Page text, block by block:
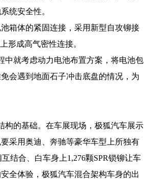
统安全性。
箱体的紧固连接，采用新型自攻铆接
形成高气密性连接。
中就考虑动力电池布置方案，将电池包
会遇到地面石子冲击底盘的情况，为
构的基础。在车展现场，极狐汽车展示
采用奥迪、奔驰等豪华车型上所独有
结合、白车身上1,276颗SPR锁铆让车
全体验，极狐汽车混合架构车身的出